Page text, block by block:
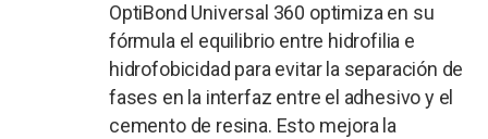
OptiBond Universal 360 optimiza en su
fórmula el equilibrio entre hidrofilia e
hidrofobicidad para evitar la separación de
fases en la interfaz entre el adhesivo y el
cemento de resina. Esto mejora la